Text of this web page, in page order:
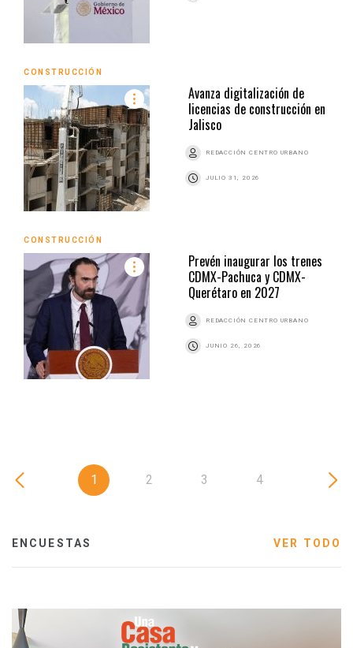
CONSTRUCCIÓN
Avanza digitalización de
licencias de construcción en
Jalisco
REDACCIÓN CENTRO URBANO
JULIO 31, 2026
CONSTRUCCIÓN
Prevén inaugurar los trenes
CDMX-Pachuca y CDMX-
Querétaro en 2027
REDACCIÓN CENTRO URBANO
JUNIO 26, 2026
1 2 3 4
ENCUESTAS VER TODO